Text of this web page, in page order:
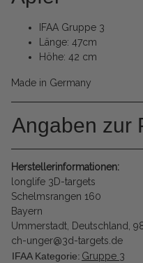
IFAA Gruppe 3
Länge: 47cm
Höhe: 42 cm
Made in Germany
Angaben zur
Herstellerinformationen:
longlife 3D-targets
Schelmsrangen 160
Bayern
Ummerstadt, Deutschland,
ch-unger@3d-targets.de
IFAA Kategorie: Gruppe 3